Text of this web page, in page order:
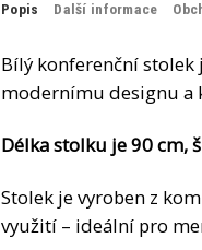
Popis Další informace
Bílý konferenční stolek
modernímu designu a
Délka stolku je 90 cm,
Stolek je vyroben z
využití – ideální pro